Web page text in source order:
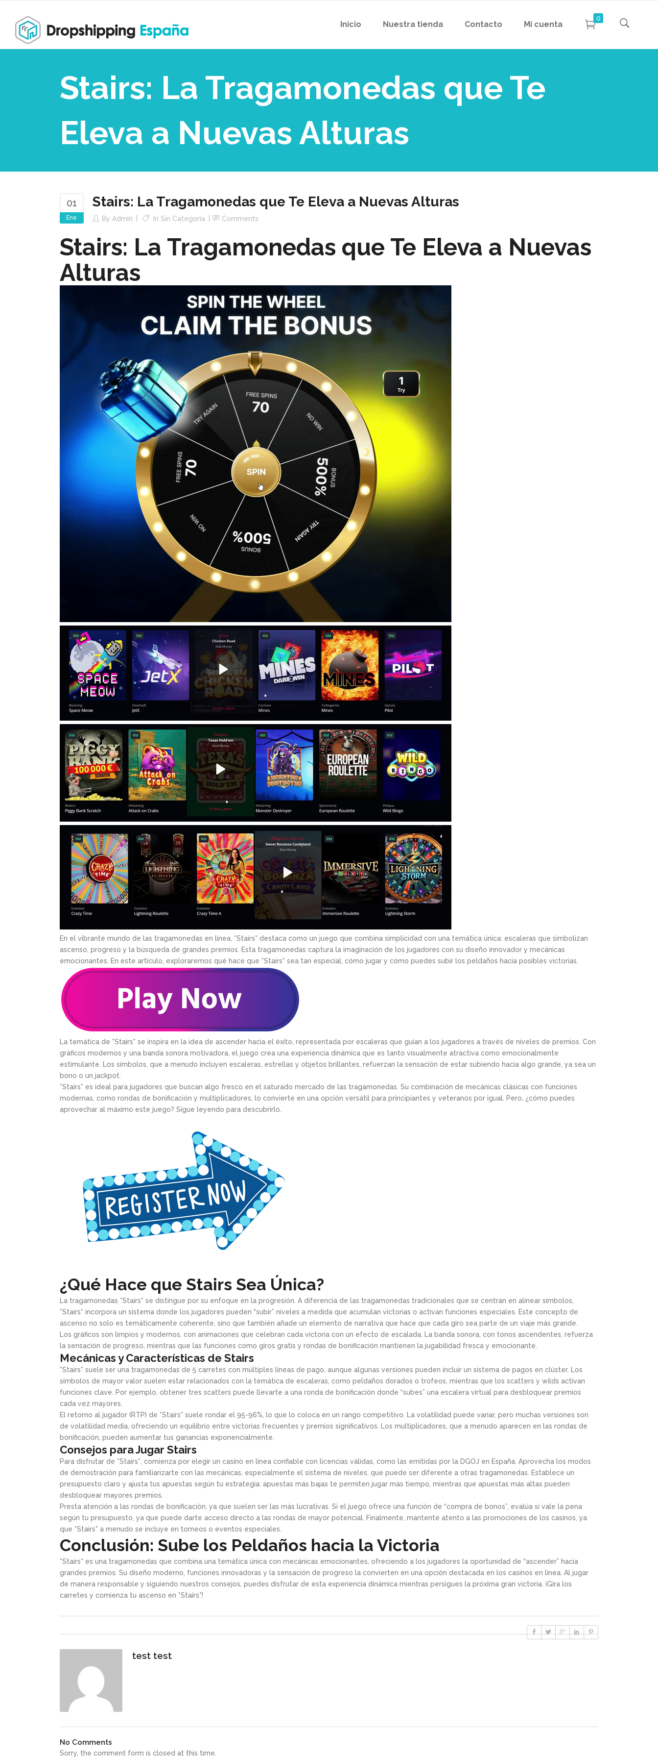
Inicio Nuestra tienda Contacto Mi cuenta
0
Stairs: La Tragamonedas que Te
Eleva a Nuevas Alturas
01
Ene
Stairs: La Tragamonedas que Te Eleva a Nuevas Alturas
By Admin In Sin Categoría Comments
Stairs: La Tragamonedas que Te Eleva a Nuevas
Alturas
En el vibrante mundo de las tragamonedas en línea, *Stairs* destaca como un juego que combina simplicidad con una temática única: escaleras que simbolizan
ascenso, progreso y la búsqueda de grandes premios. Esta tragamonedas captura la imaginación de los jugadores con su diseño innovador y mecánicas
emocionantes. En este artículo, exploraremos qué hace que *Stairs* sea tan especial, cómo jugar y cómo puedes subir los peldaños hacia posibles victorias.
La temática de *Stairs* se inspira en la idea de ascender hacia el éxito, representada por escaleras que guían a los jugadores a través de niveles de premios. Con
gráficos modernos y una banda sonora motivadora, el juego crea una experiencia dinámica que es tanto visualmente atractiva como emocionalmente
estimulante. Los símbolos, que a menudo incluyen escaleras, estrellas y objetos brillantes, refuerzan la sensación de estar subiendo hacia algo grande, ya sea un
bono o un jackpot.
*Stairs* es ideal para jugadores que buscan algo fresco en el saturado mercado de las tragamonedas. Su combinación de mecánicas clásicas con funciones
modernas, como rondas de bonificación y multiplicadores, lo convierte en una opción versátil para principiantes y veteranos por igual. Pero, ¿cómo puedes
aprovechar al máximo este juego? Sigue leyendo para descubrirlo.
¿Qué Hace que Stairs Sea Única?
La tragamonedas *Stairs* se distingue por su enfoque en la progresión. A diferencia de las tragamonedas tradicionales que se centran en alinear símbolos,
*Stairs* incorpora un sistema donde los jugadores pueden “subir” niveles a medida que acumulan victorias o activan funciones especiales. Este concepto de
ascenso no solo es temáticamente coherente, sino que también añade un elemento de narrativa que hace que cada giro sea parte de un viaje más grande.
Los gráficos son limpios y modernos, con animaciones que celebran cada victoria con un efecto de escalada. La banda sonora, con tonos ascendentes, refuerza
la sensación de progreso, mientras que las funciones como giros gratis y rondas de bonificación mantienen la jugabilidad fresca y emocionante.
Mecánicas y Características de Stairs
*Stairs* suele ser una tragamonedas de 5 carretes con múltiples líneas de pago, aunque algunas versiones pueden incluir un sistema de pagos en clúster. Los
símbolos de mayor valor suelen estar relacionados con la temática de escaleras, como peldaños dorados o trofeos, mientras que los scatters y wilds activan
funciones clave. Por ejemplo, obtener tres scatters puede llevarte a una ronda de bonificación donde “subes” una escalera virtual para desbloquear premios
cada vez mayores.
El retorno al jugador (RTP) de *Stairs* suele rondar el 95-96%, lo que lo coloca en un rango competitivo. La volatilidad puede variar, pero muchas versiones son
de volatilidad media, ofreciendo un equilibrio entre victorias frecuentes y premios significativos. Los multiplicadores, que a menudo aparecen en las rondas de
bonificación, pueden aumentar tus ganancias exponencialmente.
Consejos para Jugar Stairs
Para disfrutar de *Stairs*, comienza por elegir un casino en línea confiable con licencias válidas, como las emitidas por la DGOJ en España. Aprovecha los modos
de demostración para familiarizarte con las mecánicas, especialmente el sistema de niveles, que puede ser diferente a otras tragamonedas. Establece un
presupuesto claro y ajusta tus apuestas según tu estrategia: apuestas más bajas te permiten jugar más tiempo, mientras que apuestas más altas pueden
desbloquear mayores premios.
Presta atención a las rondas de bonificación, ya que suelen ser las más lucrativas. Si el juego ofrece una función de “compra de bonos”, evalúa si vale la pena
según tu presupuesto, ya que puede darte acceso directo a las rondas de mayor potencial. Finalmente, mantente atento a las promociones de los casinos, ya
que *Stairs* a menudo se incluye en torneos o eventos especiales.
Conclusión: Sube los Peldaños hacia la Victoria
*Stairs* es una tragamonedas que combina una temática única con mecánicas emocionantes, ofreciendo a los jugadores la oportunidad de “ascender” hacia
grandes premios. Su diseño moderno, funciones innovadoras y la sensación de progreso la convierten en una opción destacada en los casinos en línea. Al jugar
de manera responsable y siguiendo nuestros consejos, puedes disfrutar de esta experiencia dinámica mientras persigues la próxima gran victoria. ¡Gira los
carretes y comienza tu ascenso en *Stairs*!
test test
No Comments
Sorry, the comment form is closed at this time.